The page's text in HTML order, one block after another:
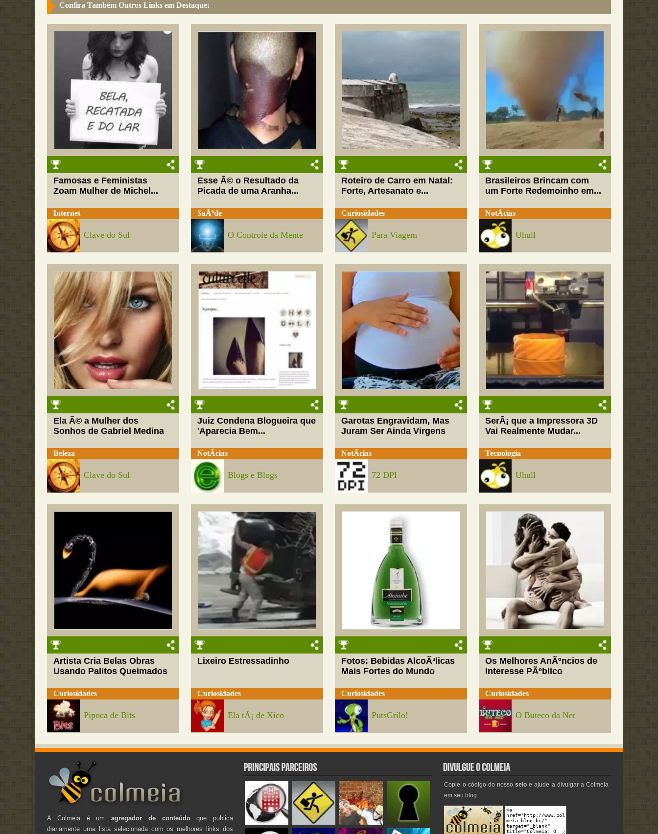
Confira Também Outros Links em Destaque:
Famosas e Feministas
Zoam Mulher de Michel...
Internet
Clave do Sul
Esse Ã© o Resultado da
Picada de uma Aranha...
SaÃºde
O Controle da Mente
Roteiro de Carro em Natal:
Forte, Artesanato e...
Curiosidades
Para Viagem
Brasileiros Brincam com
um Forte Redemoinho em...
NotÃ­cias
Uhull
Ela Ã© a Mulher dos
Sonhos de Gabriel Medina
Beleza
Clave do Sul
Juiz Condena Blogueira que
'Aparecia Bem...
NotÃ­cias
Blogs e Blogs
Garotas Engravidam, Mas
Juram Ser Ainda Virgens
NotÃ­cias
72 DPI
SerÃ¡ que a Impressora 3D
Vai Realmente Mudar...
Tecnologia
Uhull
Artista Cria Belas Obras
Usando Palitos Queimados
Curiosidades
Pipoca de Bits
Lixeiro Estressadinho
Curiosidades
Ela tÃ¡ de Xico
Fotos: Bebidas AlcoÃ³licas
Mais Fortes do Mundo
Curiosidades
PutsGrilo!
Os Melhores AnÃºncios de
Interesse PÃºblico
Curiosidades
O Buteco da Net
A Colmeia é umagregador de conteúdoque publica
diariamente uma lista selecionada com os melhores links dos
Copie o código do nossoselo e ajude a divulgar a Colmeia
em seu blog.